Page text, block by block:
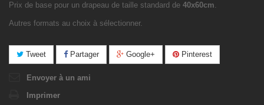
Prix de base pour un drapeau de taille standard de 40x60cm.
Autres formats au choix à sélectionner.
Tweet Partager Google+ Pinterest
Envoyer à un ami
Imprimer